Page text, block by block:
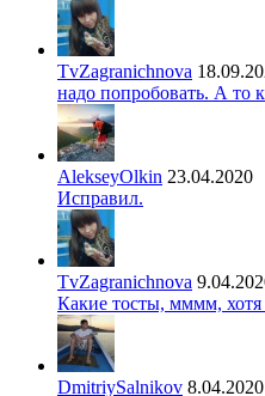
TvZagranichnova
надо попробовать. А то
AlekseyOlkin 23.04.2020
Исправил.
TvZagranichnova
Какие тосты, мммм, хотя
DmitriySalnikov 8.04.2020